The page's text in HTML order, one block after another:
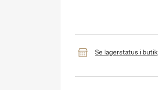
Se lagerstatus i butik